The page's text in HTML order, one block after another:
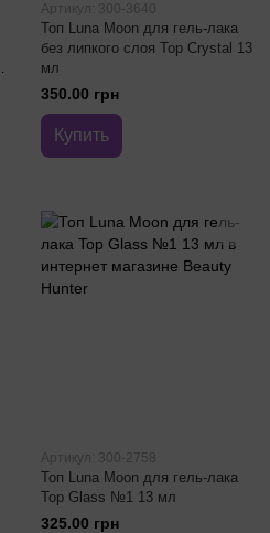
Артикул: 300-3640
Топ Luna Moon для гель-лака
без липкого слоя Top Crystal 13
мл
350.00 грн
Купить
Артикул: 300-2758
Топ Luna Moon для гель-лака
Top Glass №1 13 мл
325.00 грн